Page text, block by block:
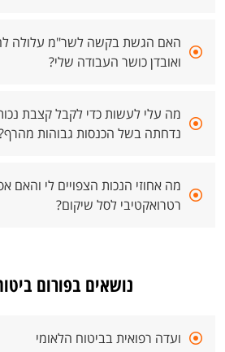
האם הגשת בקשה לשר"מ עלולה
ואובדן כושר העבודה שלי?
מה עלי לעשות כדי לקבל קצבת
נדחתה בשל הכנסות גבוהות
מה אחוזי הנכות הצפויים לי והאם
רטרואקטיבי לסל שיקום?
נושאים בפורום
ועדה רפואית בביטוח הלאומי